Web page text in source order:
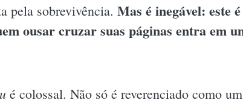
pela sobrevivência. Mas é inegável: este
ousar cruzar suas páginas entra em
é colossal. Não só é reverenciado como